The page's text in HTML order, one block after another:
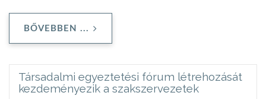
BŐVEBBEN ...
Társadalmi egyeztetési fórum létrehozását
kezdeményezik a szakszervezetek